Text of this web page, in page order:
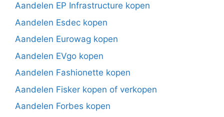
Aandelen EP Infrastructure kopen
Aandelen Esdec kopen
Aandelen Eurowag kopen
Aandelen EVgo kopen
Aandelen Fashionette kopen
Aandelen Fisker kopen of verkopen
Aandelen Forbes kopen